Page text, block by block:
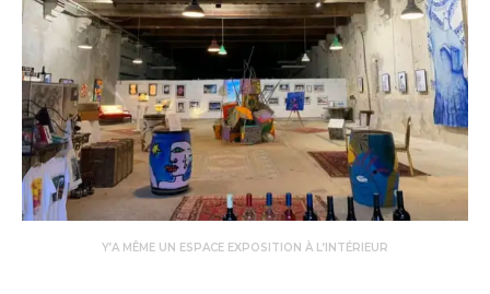
Y’A MÊME UN ESPACE EXPOSITION À L’INTÉRIEUR